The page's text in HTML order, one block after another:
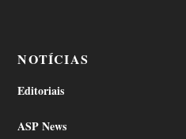
NOTÍCIAS
Editoriais
ASP News